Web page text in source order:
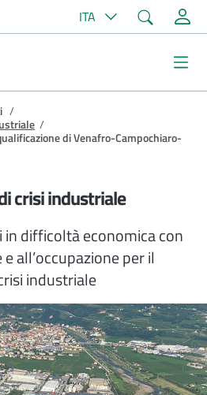
ITA Cerca
/
/
di Venafro-Campochiaro-
crisi industriale
difficoltà economica con
all’occupazione per il
industriale